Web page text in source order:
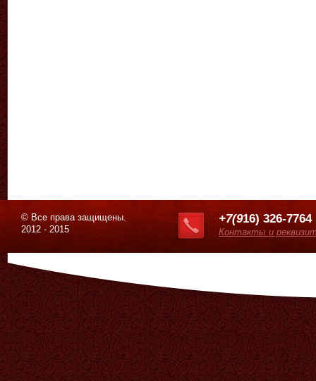
© Все права защищены.
2012 - 2015
+7(916) 326-7764
Контакты и